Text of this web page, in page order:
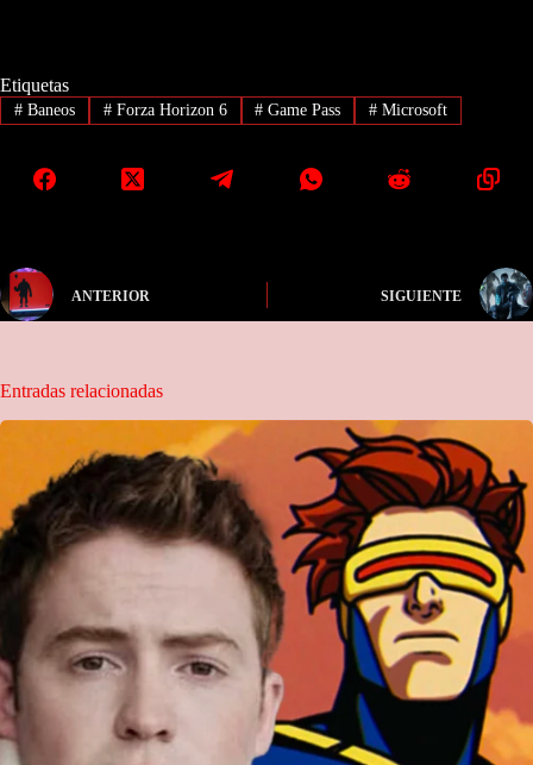
Etiquetas
#Baneos #Forza Horizon 6 # Game Pass # Microsoft
ANTERIOR SIGUIENTE
Entradas relacionadas